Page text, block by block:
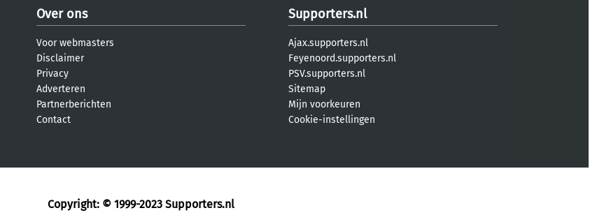
Over ons
Voor webmasters
Disclaimer
Privacy
Adverteren
Partnerberichten
Contact
Supporters.nl
Ajax.supporters.nl
Feyenoord.supporters.nl
PSV.supporters.nl
Sitemap
Mijn voorkeuren
Cookie-instellingen
Copyright: © 1999-2023 Supporters.nl